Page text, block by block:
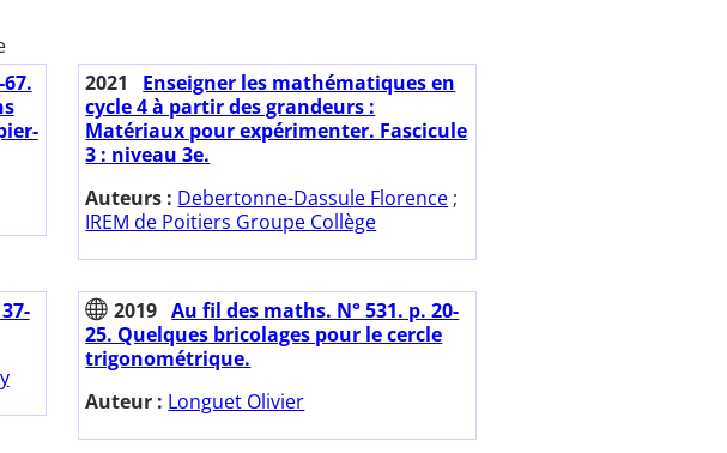
2021
Enseigner les mathématiques en
cycle 4 à partir des grandeurs :
Matériaux pour expérimenter. Fascicule
3 : niveau 3e.
Auteurs : Debertonne-Dassule Florence ;
IREM de Poitiers Groupe Collège
2019 Au fil des maths. N° 531. p. 20-
25. Quelques bricolages pour le cercle
trigonométrique.
Auteur : Longuet Olivier